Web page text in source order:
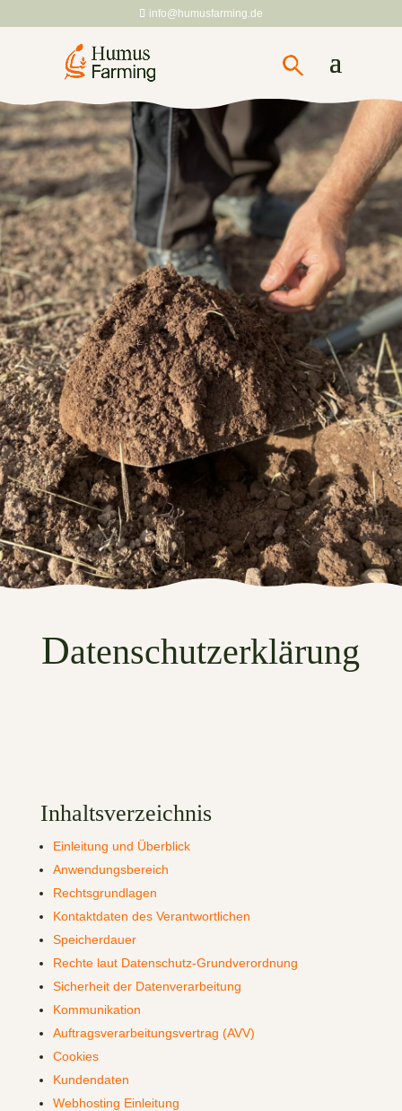
info@humusfarming.de
Datenschutzerklärung
Inhaltsverzeichnis
Einleitung und Überblick
Anwendungsbereich
Rechtsgrundlagen
Kontaktdaten des Verantwortlichen
Speicherdauer
Rechte laut Datenschutz-Grundverordnung
Sicherheit der Datenverarbeitung
Kommunikation
Auftragsverarbeitungsvertrag (AVV)
Cookies
Kundendaten
Webhosting Einleitung